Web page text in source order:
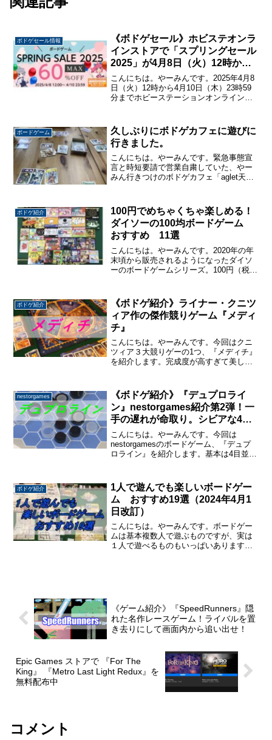
同じ種類で同じ能力
とは出来ません
列は次の「モンスターとの対決」に引き継が
ボドゲセール情報
《ボドゲセール》ホビステオンラ
インストアで「スプリングセール
2025」が4月8日（火）12時から4
月10日（木）23時59分まで開催
こんにちは。やーみんです。2025年4月8
日（火）12時から4月10日（木）23時59
分までホビーステーションオンラインス
ます。「スプリングセール2025」では
事...
ボードゲーム
久しぶりにボドゲカフェに遊びに
行きました。
こんにちは。やーみんです。緊急事態宣
言と時短要請で営業自粛していた、やー
みん行きつけのボドゲカフェ「aglet天神
「aglet天神店」に遊びに行ったときの記
事はこちらから...
ボドゲ紹介
100円でめちゃくちゃ楽しめる！
ダイソーの100均ボードゲーム
おすすめ 11選
こんにちは。やーみんです。2020年の年
末頃から販売されるようになったダイソ
ーのボードゲームシリーズ。100円（税込
題になっています。そんなダイソーのボ
ードゲームの...
ボドゲ紹介
《ボドゲ紹介》ライナー・クニツ
ィア作の傑作競りゲーム『メディ
チ』
こんにちは。やーみんです。今回はクニ
ツィア３大競りゲーの1つ、『メディチ』
を紹介します。完成度が高すぎて美しさ
2~6人 （ベスト人数4~6人）プレイ時間
60分程度対象...
nestorgames
《ボドゲ紹介》『デュプロライ
ン』nestorgames紹介第2弾！一
手の遅れが命取り。シビアな4目
並べ
こんにちは。やーみんです。今回は
nestorgamesのボードゲーム、『デュプ
ロライン』を紹介します。基本は4目並べ
がかなり高いゲームです。プレイ人数2人
プレイ時間30...
ボドゲ紹介
1人で遊んでも楽しいボードゲー
ム おすすめ19選（2024年4月1
日改訂）
こんにちは。やーみんです。ボードゲー
ムは基本複数人で遊ぶものですが、実は
１人で遊べるものもいっぱいあります。
《ゲーム紹介》『SpeedRunners』隠
れた名作レースゲーム！ライバルを置
き去りにして画面内から追い出せ！
Epic Games ストアで 『For The
King』 『Metro Last Light Redux』を
無料配布中
コメント